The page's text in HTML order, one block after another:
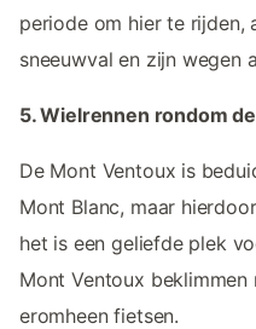
periode om hier te rijden,
sneeuwval en zijn wegen
5. Wielrennen rondom
De Mont Ventoux is
Mont Blanc, maar
het is een geliefde plek
Mont Ventoux
eromheen fietsen.